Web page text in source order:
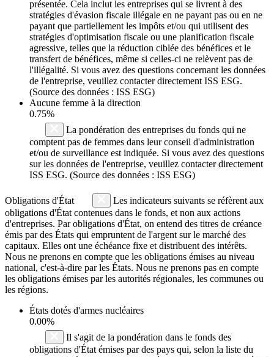
présentée. Cela inclut les entreprises qui se livrent à des
stratégies d'évasion fiscale illégale en ne payant pas ou en ne
payant que partiellement les impôts et/ou qui utilisent des
stratégies d'optimisation fiscale ou une planification fiscale
agressive, telles que la réduction ciblée des bénéfices et le
transfert de bénéfices, même si celles-ci ne relèvent pas de
l'illégalité. Si vous avez des questions concernant les données
de l'entreprise, veuillez contacter directement ISS ESG.
(Source des données : ISS ESG)
Aucune femme à la direction
0.75%
La pondération des entreprises du fonds qui ne
comptent pas de femmes dans leur conseil d'administration
et/ou de surveillance est indiquée. Si vous avez des questions
sur les données de l'entreprise, veuillez contacter directement
ISS ESG. (Source des données : ISS ESG)
Obligations d'État
Les indicateurs suivants se réfèrent aux
obligations d'État contenues dans le fonds, et non aux actions
d'entreprises. Par obligations d'État, on entend des titres de créance
émis par des États qui empruntent de l'argent sur le marché des
capitaux. Elles ont une échéance fixe et distribuent des intérêts.
Nous ne prenons en compte que les obligations émises au niveau
national, c'est-à-dire par les États. Nous ne prenons pas en compte
les obligations émises par les autorités régionales, les communes ou
les régions.
États dotés d'armes nucléaires
0.00%
Il s'agit de la pondération dans le fonds des
obligations d'État émises par des pays qui, selon la liste du